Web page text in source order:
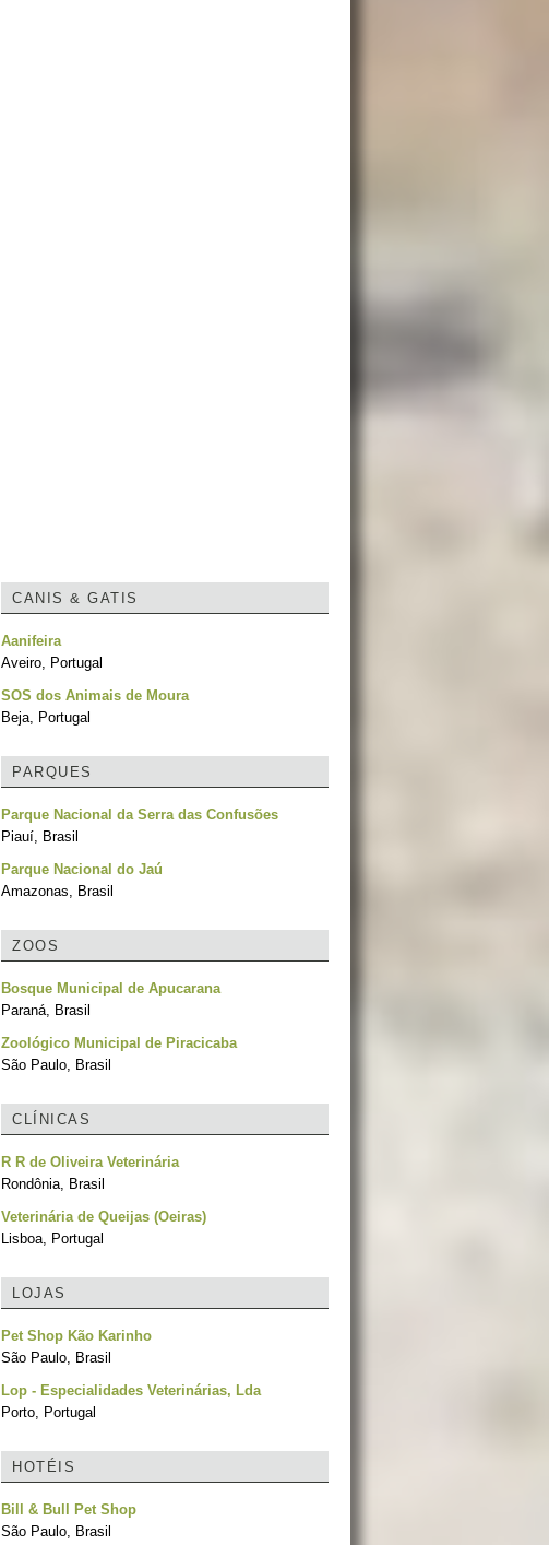
CANIS & GATIS
Aanifeira
Aveiro, Portugal
SOS dos Animais de Moura
Beja, Portugal
PARQUES
Parque Nacional da Serra das Confusões
Piauí, Brasil
Parque Nacional do Jaú
Amazonas, Brasil
ZOOS
Bosque Municipal de Apucarana
Paraná, Brasil
Zoológico Municipal de Piracicaba
São Paulo, Brasil
CLÍNICAS
R R de Oliveira Veterinária
Rondônia, Brasil
Veterinária de Queijas (Oeiras)
Lisboa, Portugal
LOJAS
Pet Shop Kão Karinho
São Paulo, Brasil
Lop - Especialidades Veterinárias, Lda
Porto, Portugal
HOTÉIS
Bill & Bull Pet Shop
São Paulo, Brasil